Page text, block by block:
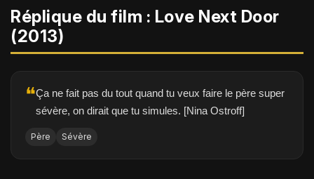
Réplique du film : Love Next Door
(2013)
❝Ça ne fait pas du tout quand tu veux faire le père super
sévère, on dirait que tu simules. [Nina Ostroff]
Père Sévère